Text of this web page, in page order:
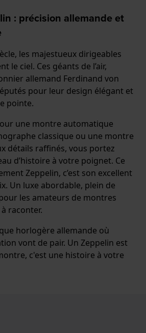
: précision allemande et
les majestueux dirigeables
le ciel. Ces géants de l’air,
allemand Ferdinand von
pour leur design élégant et
pointe.
une montre automatique
classique ou une montre
détails raffinés, vous portez
d’histoire à votre poignet. Ce
Zeppelin, c’est son excellent
Un luxe abordable, plein de
les amateurs de montres
raconter.
horlogère allemande où
vont de pair. Un Zeppelin est
c'est une histoire à votre